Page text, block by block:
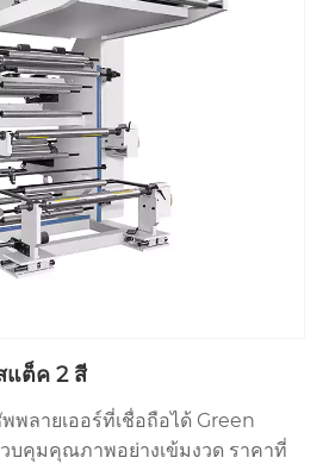
แต็ค 2 สี
พลายเออร์ที่เชื่อถือได้ Green
บคุมคุณภาพอย่างเข้มงวด ราคาที่